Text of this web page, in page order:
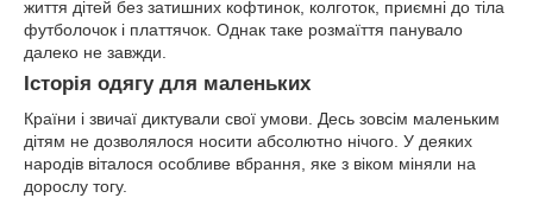
життя дітей без затишних кофтинок, колготок, приємні до тіла
футболочок і платтячок. Однак таке розмаїття панувало
далеко не завжди.
Історія одягу для маленьких
Країни і звичаї диктували свої умови. Десь зовсім маленьким
дітям не дозволялося носити абсолютно нічого. У деяких
народів віталося особливе вбрання, яке з віком міняли на
дорослу тогу.